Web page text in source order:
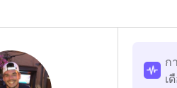
ก
เ